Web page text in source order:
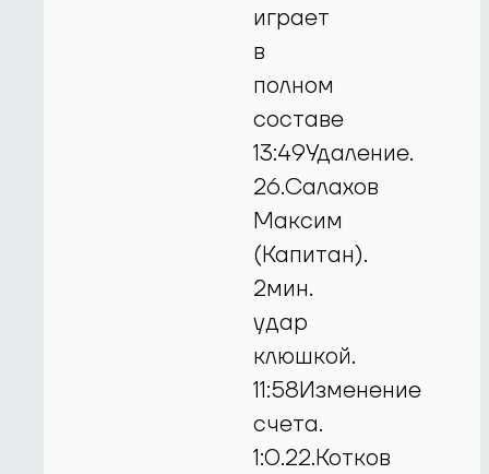
играет
в
полном
составе
13:49Удаление.
26.Салахов
Максим
(Капитан).
2мин.
удар
клюшкой.
11:58Изменение
счета.
1:0.22.Котков